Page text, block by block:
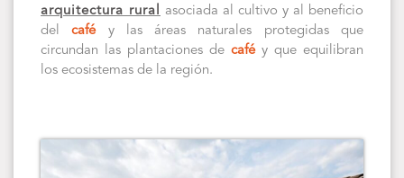
arquitectura rural asociada al cultivo y al beneficio
delcaféy las áreas naturales protegidas que
circundan las plantaciones de caféy que equilibran
los ecosistemas de la región.